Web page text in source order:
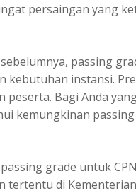
persaingan yang
passing
kebutuhan instansi.
peserta. Bagi Anda
kemungkinan
grade untuk
tertentu di